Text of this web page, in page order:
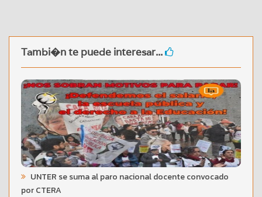
Tambi�n te puede interesar...
UNTER se suma al paro nacional docente convocado
por CTERA